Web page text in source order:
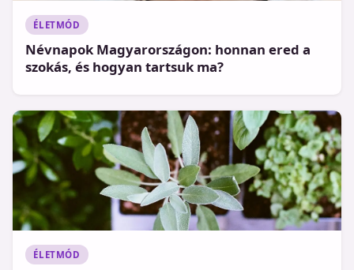
ÉLETMÓD
Névnapok Magyarországon: honnan ered a
szokás, és hogyan tartsuk ma?
ÉLETMÓD